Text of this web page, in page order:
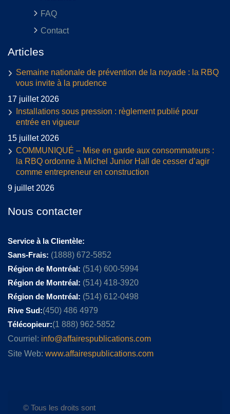
FAQ
Contact
Articles
Semaine nationale de prévention de la noyade : la RBQ
vous invite à la prudence
17 juillet 2026
Installations sous pression : règlement publié pour
entrée en vigueur
15 juillet 2026
COMMUNIQUÉ – Mise en garde aux consommateurs :
la RBQ ordonne à Michel Junior Hall de cesser d’agir
comme entrepreneur en construction
9 juillet 2026
Nous contacter
Service à la Clientèle:
Sans-Frais: (1888) 672-5852
Région de Montréal: (514) 600-5994
Région de Montréal: (514) 418-3920
Région de Montréal: (514) 612-0498
Rive Sud:(450) 486 4979
Télécopieur:(1 888) 962-5852
Courriel: info@affairespublications.com
Site Web: www.affairespublications.com
© Tous les droits sont